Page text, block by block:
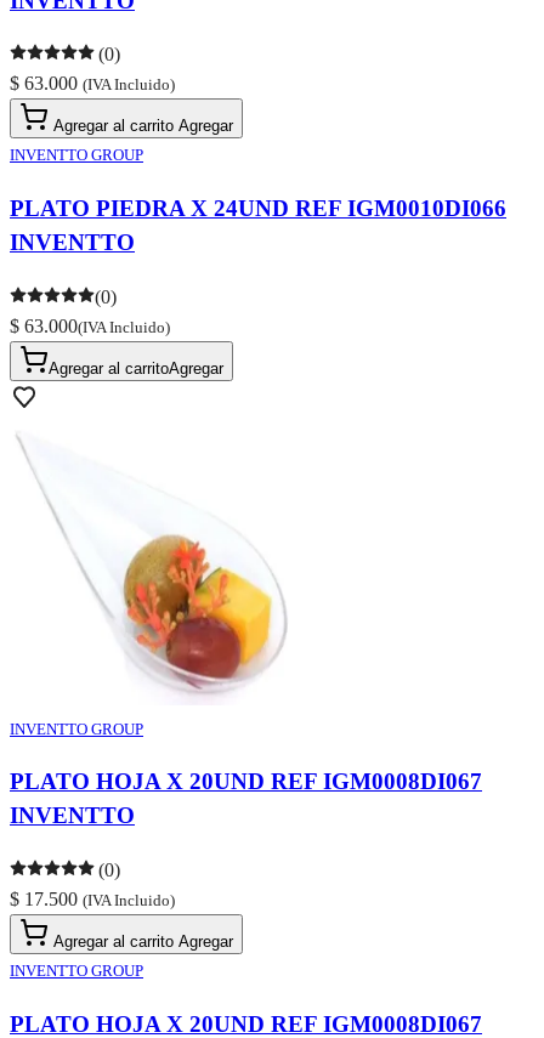
(0)
$ 63.000 (IVA Incluido)
Agregar al carrito Agregar
INVENTTO GROUP
PLATO PIEDRA X 24UND REF IGM0010DI066
INVENTTO
(0)
$ 63.000(IVA Incluido)
Agregar al carritoAgregar
INVENTTO GROUP
PLATO HOJA X 20UND REF IGM0008DI067
INVENTTO
(0)
$ 17.500 (IVA Incluido)
Agregar al carrito Agregar
INVENTTO GROUP
PLATO HOJA X 20UND REF IGM0008DI067